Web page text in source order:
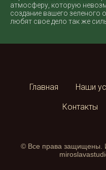
атмосферу, которую
создание вашего зеленого
любят свое дело так же
Главная Наши
Контакты
© Все права защищены.